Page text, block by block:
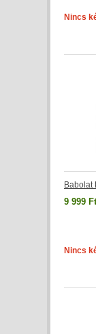
Nincs
Babolat
9 999 Ft
Nincs